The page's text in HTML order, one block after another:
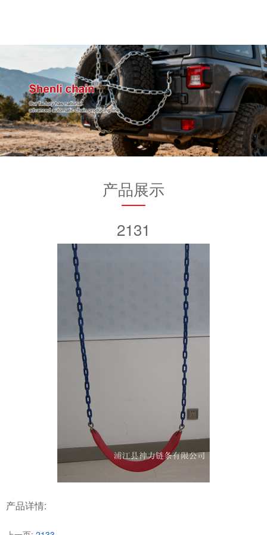
产品展示
2131
产品详情: